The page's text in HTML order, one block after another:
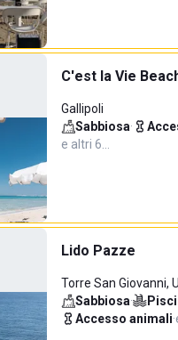
C'est la Vie
Gallipoli
Sabbiosa·
e altri 6…
Lido Pazze
Torre San Giovanni,
Sabbiosa·
Accesso animali·